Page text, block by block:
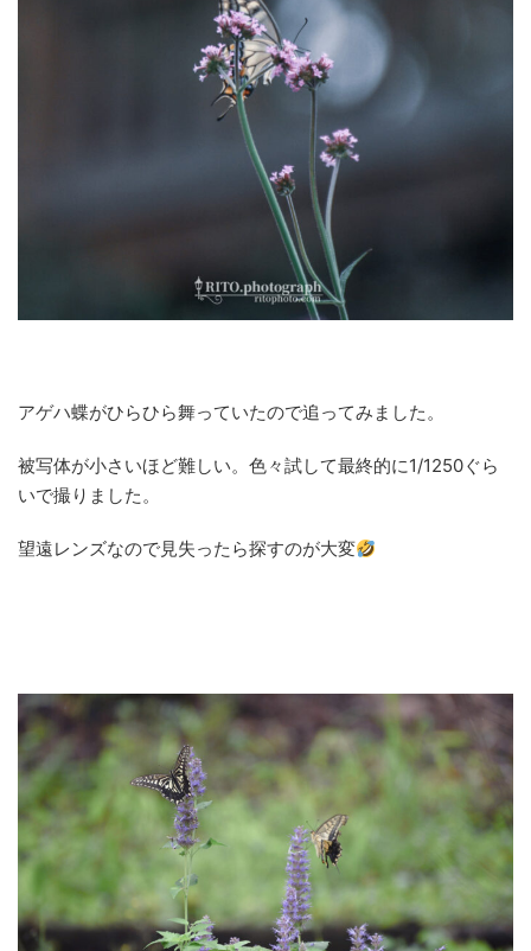
アゲハ蝶がひらひら舞っていたので追ってみました。
被写体が小さいほど難しい。色々試して最終的に1/1250ぐら
いで撮りました。
望遠レンズなので見失ったら探すのが大変